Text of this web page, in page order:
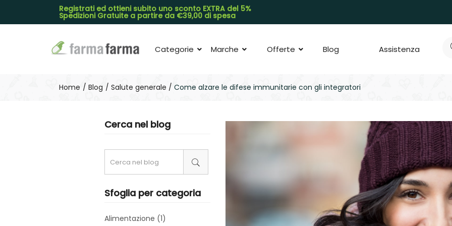
Registrati ed ottieni subito uno sconto EXTRA del 5%
Spedizioni Gratuite a partire da €39,00 di spesa
Categorie Marche Offerte Blog Assistenza
Home Blog Salute generale Come alzare le difese immunitarie con gli integratori
Cerca nel blog
Sfoglia per categoria
Alimentazione (1)